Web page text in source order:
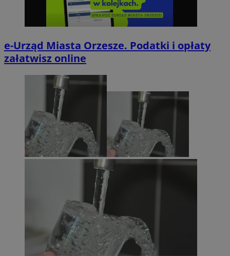
e-Urząd Miasta Orzesze. Podatki i opłaty
załatwisz online